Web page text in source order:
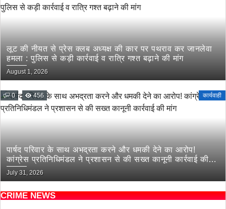
लूट की नीयत से प्रेस क्लब अध्यक्ष की कार पर पथराव कर जानलेवा
हमला : पुलिस से कड़ी कार्रवाई व रात्रि गश्त बढ़ाने की मांग
August 1, 2026
0 456 कार्यवाही
पार्षद परिवार के साथ अभद्रता करने और धमकी देने का आरोप!
कांग्रेस प्रतिनिधिमंडल ने प्रशासन से की सख्त कानूनी कार्रवाई की
मांग
July 31, 2026
CRIME NEWS